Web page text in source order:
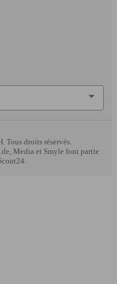
Tous droits réservés.
Media et Smyle font partie